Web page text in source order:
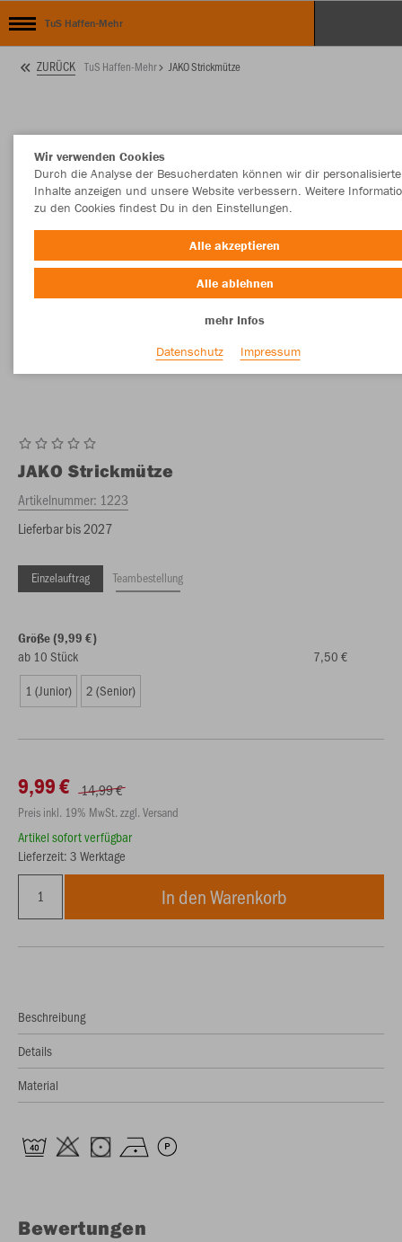
TuS Haffen-Mehr
ZURÜCK TuS Haffen-Mehr JAKO Strickmütze
JAKO Strickmütze
Artikelnummer: 1223
Lieferbar bis 2027
Einzelauftrag Teambestellung
Größe (9,99 €)
ab 10 Stück
7,50 €
1 (Junior)
2 (Senior)
9,99 € 14,99 €
Preis inkl. 19% MwSt. zzgl. Versand
Artikel sofort verfügbar
Lieferzeit: 3 Werktage
In den Warenkorb
Beschreibung
Details
Material
Bewertungen
Wir verwenden Cookies
Durch die Analyse der Besucherdaten können wir dir personalisierte
Inhalte anzeigen und unsere Website verbessern. Weitere
zu den Cookies findest Du in den Einstellungen.
Alle akzeptieren
Alle ablehnen
mehr Infos
Datenschutz
Impressum